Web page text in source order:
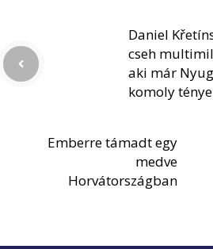
Daniel
cseh
aki már
komoly
Emberre támadt egy
medve
Horvátországban